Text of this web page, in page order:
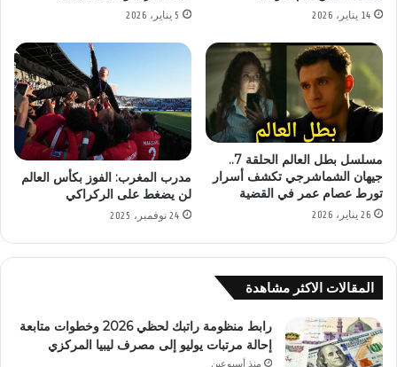
14 يناير، 2026 5 يناير، 2026
مسلسل بطل العالم الحلقة 7..
جيهان الشماشرجي تكشف أسرار
تورط عصام عمر في القضية
26 يناير، 2026
مدرب المغرب: الفوز بكأس العالم
لن يضغط على الركراكي
24 نوفمبر، 2025
المقالات الاكثر مشاهدة
رابط منظومة راتبك لحظي 2026 وخطوات متابعة
إحالة مرتبات يوليو إلى مصرف ليبيا المركزي
منذ أسبوعين